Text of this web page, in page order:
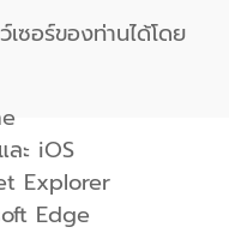
เซอร์ของท่านได้โดย
และ iOS
Explorer
Edge